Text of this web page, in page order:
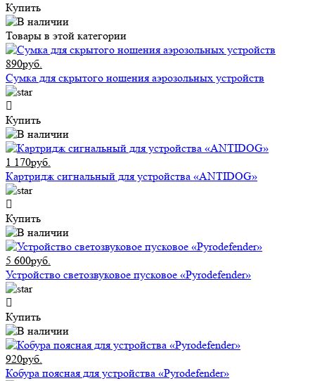
Купить
Товары в этой категории
890руб.
Сумка для скрытого ношения аэрозольных устройств
Купить
1 170руб.
Картридж сигнальный для устройства «ANTIDOG»
Купить
5 600руб.
Устройство светозвуковое пусковое «Pyrodefender»
Купить
920руб.
Кобура поясная для устройства «Pyrodefender»